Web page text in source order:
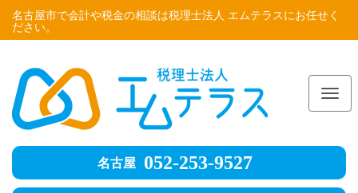
名古屋市で会計や税金の相談は税理士法人 エムテラスにお任せく
ださい。
名古屋 052-253-9527